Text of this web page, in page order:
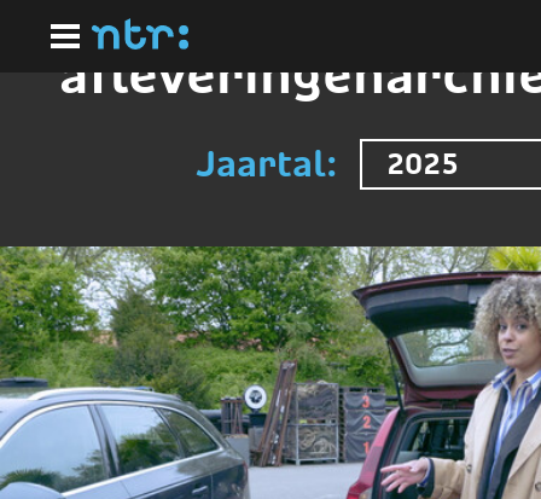
hoofdinhoud
Jaartal: 2025